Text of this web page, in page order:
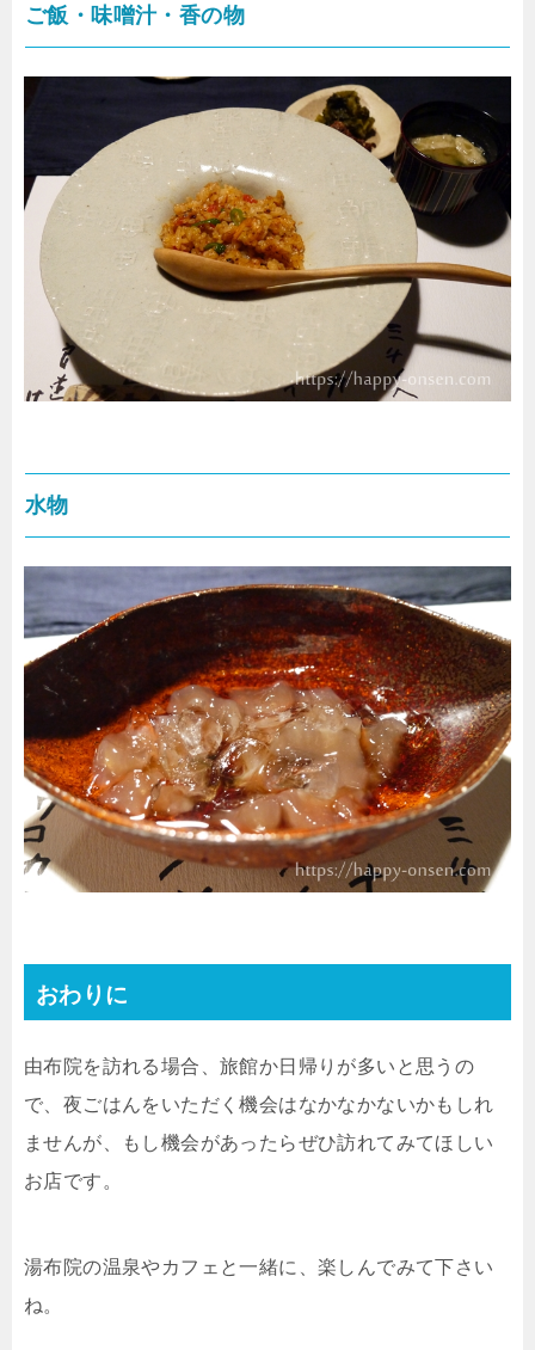
ご飯・味噌汁・香の物
水物
おわりに
由布院を訪れる場合、旅館か日帰りが多いと思うの
で、夜ごはんをいただく機会はなかなかないかもしれ
ませんが、もし機会があったらぜひ訪れてみてほしい
お店です。
湯布院の温泉やカフェと一緒に、楽しんでみて下さい
ね。